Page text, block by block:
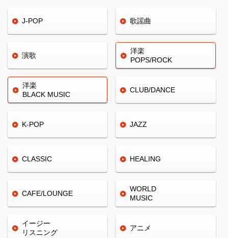
J-POP 歌謡曲
演歌
洋楽
POPS/ROCK
洋楽
BLACK MUSIC
CLUB/DANCE
K-POP JAZZ
CLASSIC HEALING
CAFE/LOUNGE
WORLD
MUSIC
イージー
リスニング
アニメ